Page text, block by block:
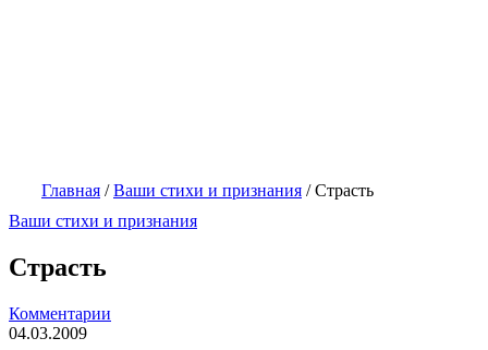
Главная /Ваши стихи и признания /Страсть
Ваши стихи и признания
Страсть
Комментарии
04.03.2009